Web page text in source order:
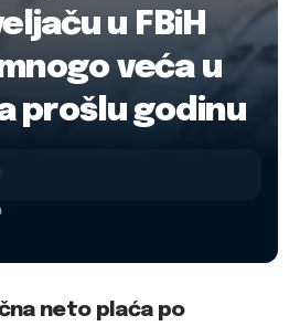
u FBiH
veća u
prošlu godinu
neto plaća po